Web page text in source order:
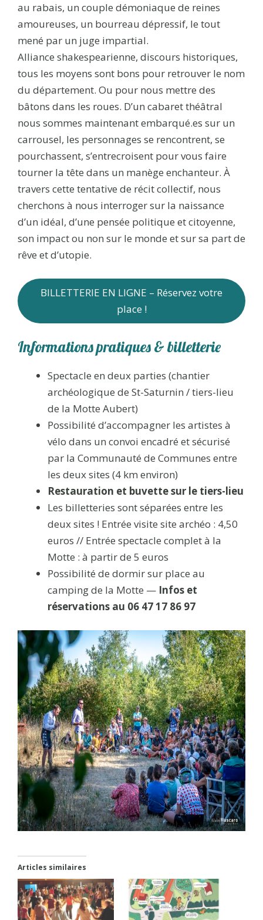
au rabais, un couple démoniaque de reines
amoureuses, un bourreau dépressif, le tout
mené par un juge impartial.
Alliance shakespearienne, discours historiques,
tous les moyens sont bons pour retrouver le nom
du département. Ou pour nous mettre des
bâtons dans les roues. D’un cabaret théâtral
nous sommes maintenant embarqué.es sur un
carrousel, les personnages se rencontrent, se
pourchassent, s’entrecroisent pour vous faire
tourner la tête dans un manège enchanteur. À
travers cette tentative de récit collectif, nous
cherchons à nous interroger sur la naissance
d’un idéal, d’une pensée politique et citoyenne,
son impact ou non sur le monde et sur sa part de
rêve et d’utopie.
BILLETTERIE EN LIGNE – Réservez votre
place !
Informations pratiques & billetterie
Spectacle en deux parties (chantier
archéologique de St-Saturnin / tiers-lieu
de la Motte Aubert)
Possibilité d’accompagner les artistes à
vélo dans un convoi encadré et sécurisé
par la Communauté de Communes entre
les deux sites (4 km environ)
Restauration et buvette sur le tiers-lieu
Les billetteries sont séparées entre les
deux sites ! Entrée visite site archéo : 4,50
euros // Entrée spectacle complet à la
Motte : à partir de 5 euros
Possibilité de dormir sur place au
camping de la Motte — Infos et
réservations au 06 47 17 86 97
Articles similaires